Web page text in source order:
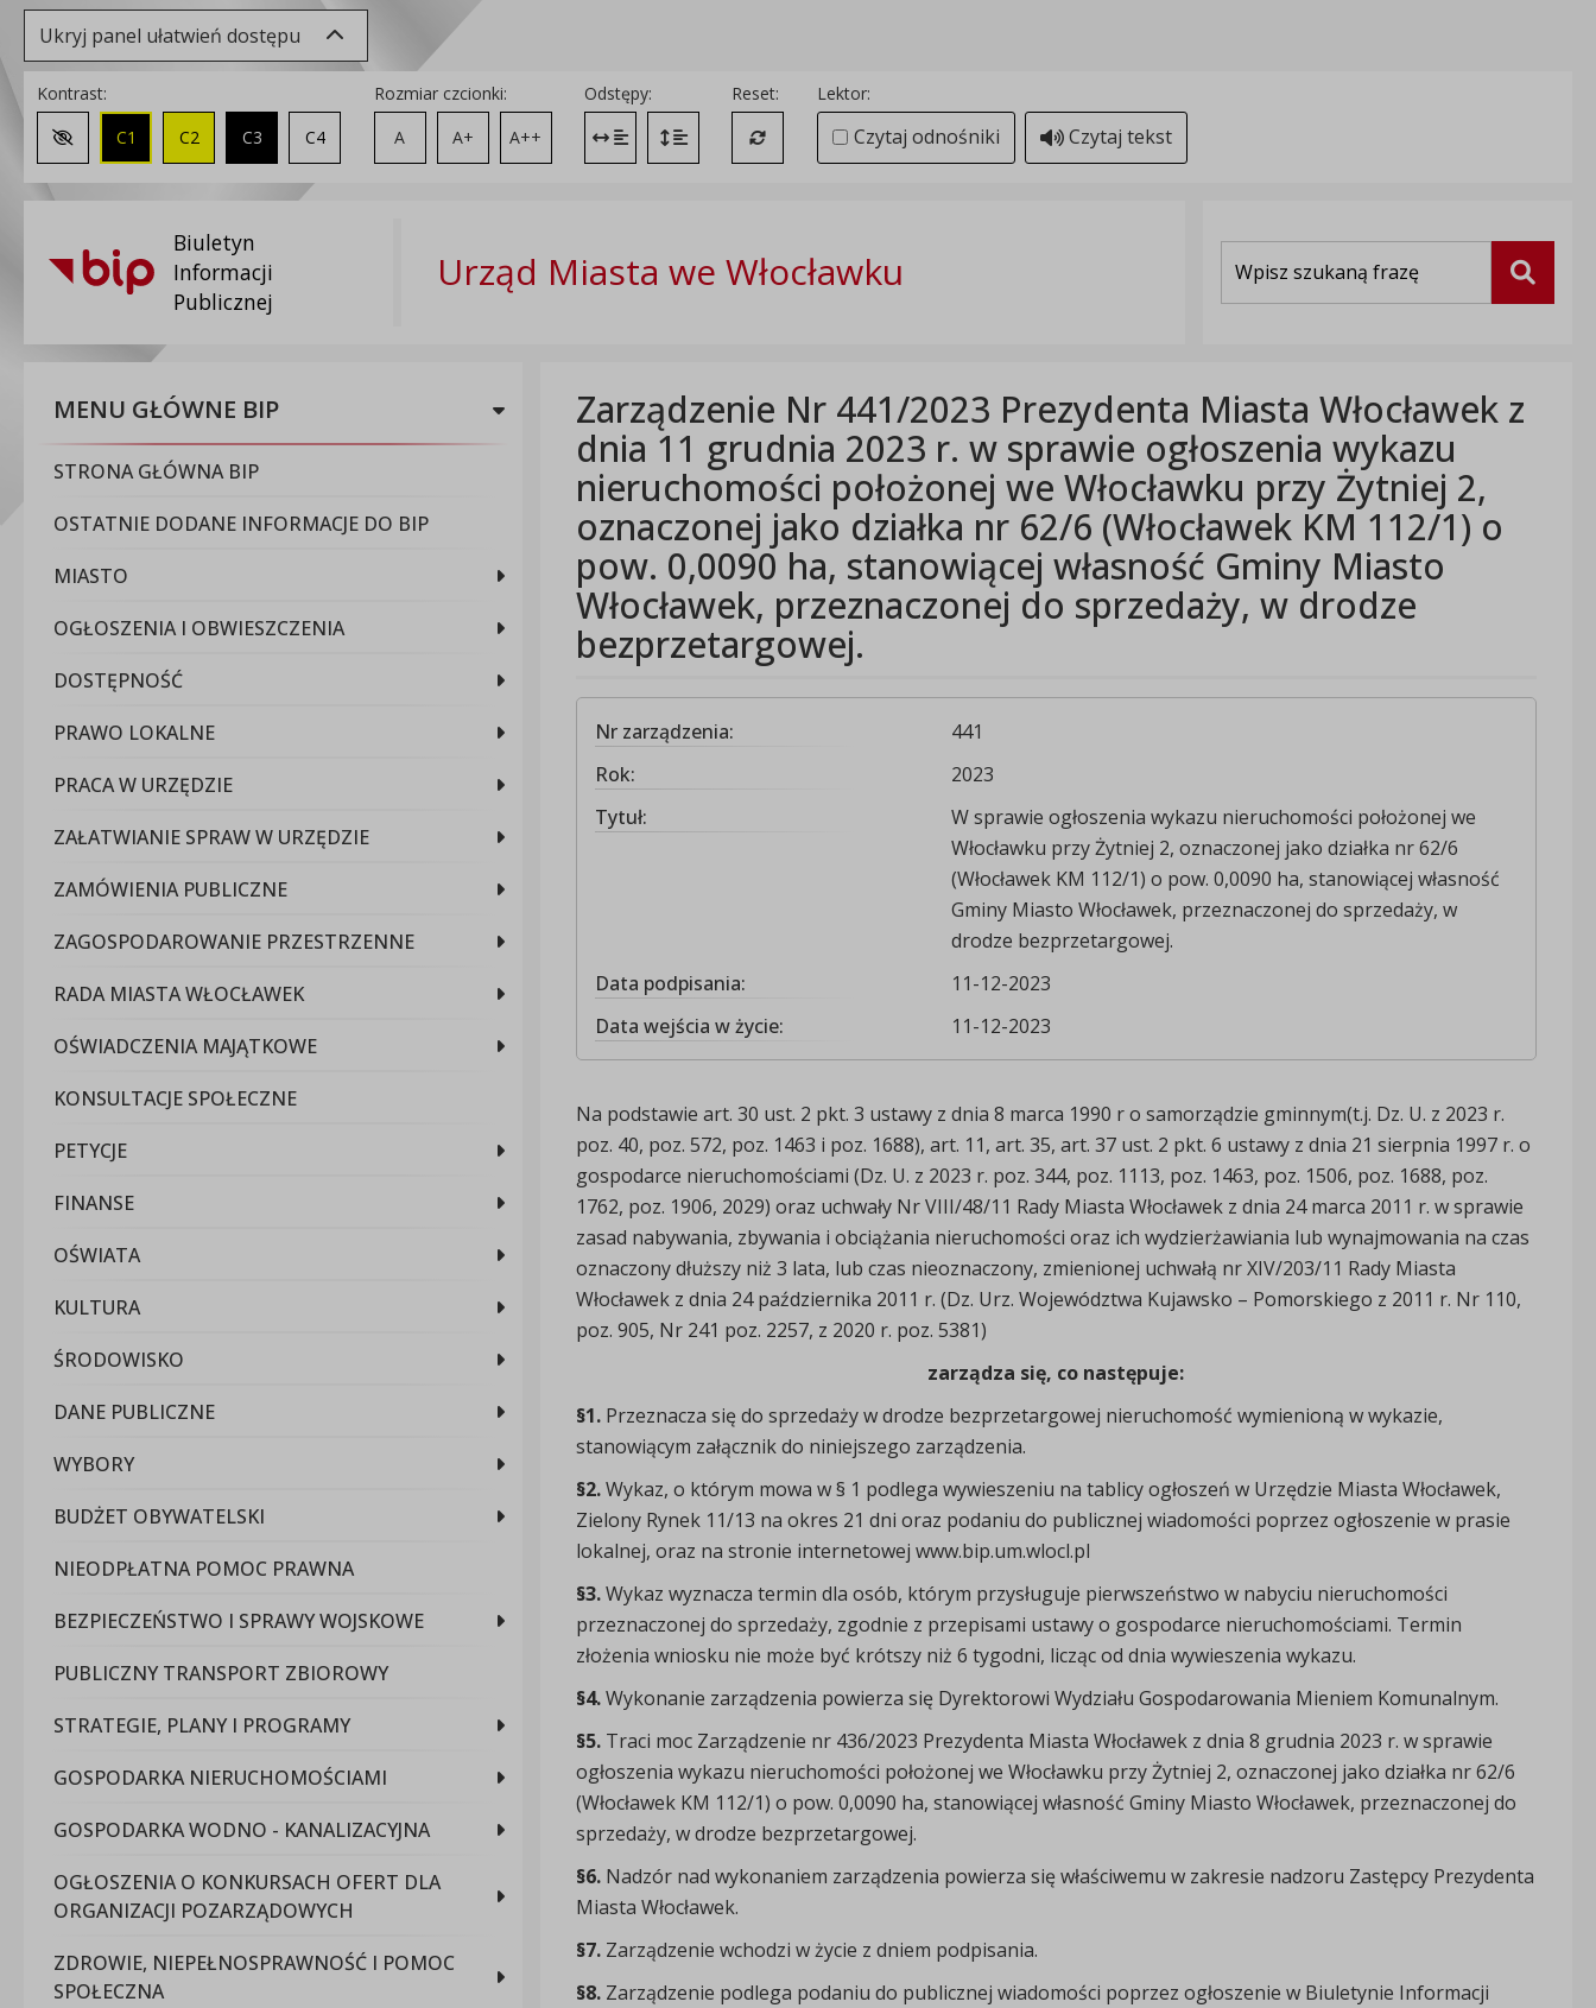
Ukryj panel ułatwień dostępu
Kontrast:
Zmień kontrast na domyślny
C1 C2 C3 C4
Rozmiar czcionki:
A
A+ A++
Odstępy:
Zmień odstęp między literami
Zmień interlinię i margines między paragrafami
Reset:
Przywróć ustawienia domyślne
Lektor:
Czytaj odnośniki Czytaj tekst
Biuletyn
Informacji
Publicznej
Urząd Miasta we Włocławku Szukaj
MENU GŁÓWNE BIP
STRONA GŁÓWNA BIP
OSTATNIE DODANE INFORMACJE DO BIP
MIASTO
OGŁOSZENIA I OBWIESZCZENIA
DOSTĘPNOŚĆ
PRAWO LOKALNE
PRACA W URZĘDZIE
ZAŁATWIANIE SPRAW W URZĘDZIE
ZAMÓWIENIA PUBLICZNE
ZAGOSPODAROWANIE PRZESTRZENNE
RADA MIASTA WŁOCŁAWEK
OŚWIADCZENIA MAJĄTKOWE
KONSULTACJE SPOŁECZNE
PETYCJE
FINANSE
OŚWIATA
KULTURA
ŚRODOWISKO
DANE PUBLICZNE
WYBORY
BUDŻET OBYWATELSKI
NIEODPŁATNA POMOC PRAWNA
BEZPIECZEŃSTWO I SPRAWY WOJSKOWE
PUBLICZNY TRANSPORT ZBIOROWY
STRATEGIE, PLANY I PROGRAMY
GOSPODARKA NIERUCHOMOŚCIAMI
GOSPODARKA WODNO - KANALIZACYJNA
OGŁOSZENIA O KONKURSACH OFERT DLA
ORGANIZACJI POZARZĄDOWYCH
ZDROWIE, NIEPEŁNOSPRAWNOŚĆ I POMOC
SPOŁECZNA
Zarządzenie Nr 441/2023 Prezydenta Miasta Włocławek z
dnia 11 grudnia 2023 r. w sprawie ogłoszenia wykazu
nieruchomości położonej we Włocławku przy Żytniej 2,
oznaczonej jako działka nr 62/6 (Włocławek KM 112/1) o
pow. 0,0090 ha, stanowiącej własność Gminy Miasto
Włocławek, przeznaczonej do sprzedaży, w drodze
bezprzetargowej.
Nr zarządzenia:
441
Rok:
2023
Tytuł:
W sprawie ogłoszenia wykazu nieruchomości położonej we
Włocławku przy Żytniej 2, oznaczonej jako działka nr 62/6
(Włocławek KM 112/1) o pow. 0,0090 ha, stanowiącej własność
Gminy Miasto Włocławek, przeznaczonej do sprzedaży, w
drodze bezprzetargowej.
Data podpisania:
11-12-2023
Data wejścia w życie:
11-12-2023
Na podstawie art. 30 ust. 2 pkt. 3 ustawy z dnia 8 marca 1990 r o samorządzie gminnym(t.j. Dz. U. z 2023 r.
poz. 40, poz. 572, poz. 1463 i poz. 1688), art. 11, art. 35, art. 37 ust. 2 pkt. 6 ustawy z dnia 21 sierpnia 1997 r. o
gospodarce nieruchomościami (Dz. U. z 2023 r. poz. 344, poz. 1113, poz. 1463, poz. 1506, poz. 1688, poz.
1762, poz. 1906, 2029) oraz uchwały Nr VIII/48/11 Rady Miasta Włocławek z dnia 24 marca 2011 r. w sprawie
zasad nabywania, zbywania i obciążania nieruchomości oraz ich wydzierżawiania lub wynajmowania na czas
oznaczony dłuższy niż 3 lata, lub czas nieoznaczony, zmienionej uchwałą nr XIV/203/11 Rady Miasta
Włocławek z dnia 24 października 2011 r. (Dz. Urz. Województwa Kujawsko – Pomorskiego z 2011 r. Nr 110,
poz. 905, Nr 241 poz. 2257, z 2020 r. poz. 5381)
zarządza się, co następuje:
§1. Przeznacza się do sprzedaży w drodze bezprzetargowej nieruchomość wymienioną w wykazie,
stanowiącym załącznik do niniejszego zarządzenia.
§2.Wykaz, o którym mowa w § 1 podlega wywieszeniu na tablicy ogłoszeń w Urzędzie Miasta Włocławek,
Zielony Rynek 11/13 na okres 21 dni oraz podaniu do publicznej wiadomości poprzez ogłoszenie w prasie
lokalnej, oraz na stronie internetowej www.bip.um.wlocl.pl
§3.Wykaz wyznacza termin dla osób, którym przysługuje pierwszeństwo w nabyciu nieruchomości
przeznaczonej do sprzedaży, zgodnie z przepisami ustawy o gospodarce nieruchomościami. Termin
złożenia wniosku nie może być krótszy niż 6 tygodni, licząc od dnia wywieszenia wykazu.
§4.Wykonanie zarządzenia powierza się Dyrektorowi Wydziału Gospodarowania Mieniem Komunalnym.
§5.Traci moc Zarządzenie nr 436/2023 Prezydenta Miasta Włocławek z dnia 8 grudnia 2023 r. w sprawie
ogłoszenia wykazu nieruchomości położonej we Włocławku przy Żytniej 2, oznaczonej jako działka nr 62/6
(Włocławek KM 112/1) o pow. 0,0090 ha, stanowiącej własność Gminy Miasto Włocławek, przeznaczonej do
sprzedaży, w drodze bezprzetargowej.
§6. Nadzór nad wykonaniem zarządzenia powierza się właściwemu w zakresie nadzoru Zastępcy Prezydenta
Miasta Włocławek.
§7. Zarządzenie wchodzi w życie z dniem podpisania.
§8. Zarządzenie podlega podaniu do publicznej wiadomości poprzez ogłoszenie w Biuletynie Informacji